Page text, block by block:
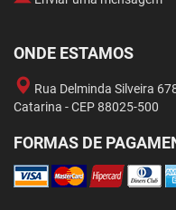
ONDE ESTAMOS
Rua Delminda Silveira
Catarina - CEP 88025-500
FORMAS DE